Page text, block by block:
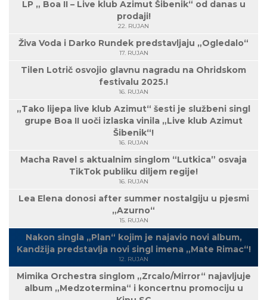
LP „ Boa II – Live klub Azimut Šibenik“ od danas u
prodaji!
22. RUJAN
Živa Voda i Darko Rundek predstavljaju „Ogledalo“
17. RUJAN
Tilen Lotrič osvojio glavnu nagradu na Ohridskom
festivalu 2025.!
16. RUJAN
„Tako lijepa live klub Azimut“ šesti je službeni singl
grupe Boa II uoči izlaska vinila „Live klub Azimut
Šibenik“!
16. RUJAN
Macha Ravel s aktualnim singlom “Lutkica” osvaja
TikTok publiku diljem regije!
16. RUJAN
Lea Elena donosi after summer nostalgiju u pjesmi
„Azurno“
15. RUJAN
Nakon singla „Plan“ kojim je najavio novi album,
Kandžija predstavlja novi singl imena „Mate Rimac“!
12. RUJAN
Mimika Orchestra singlom „Zrcalo/Mirror“ najavljuje
album „Medzotermina“ i koncertnu promociju u